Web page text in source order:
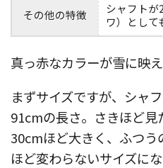
その他の特徴
シャフトが
ワ）として
真っ赤なカラーが雪に映
まずサイズですが、シャ
91cmの長さ。さきほど見
30cmほど大きく、ふつう
ほど変わらないサイズに